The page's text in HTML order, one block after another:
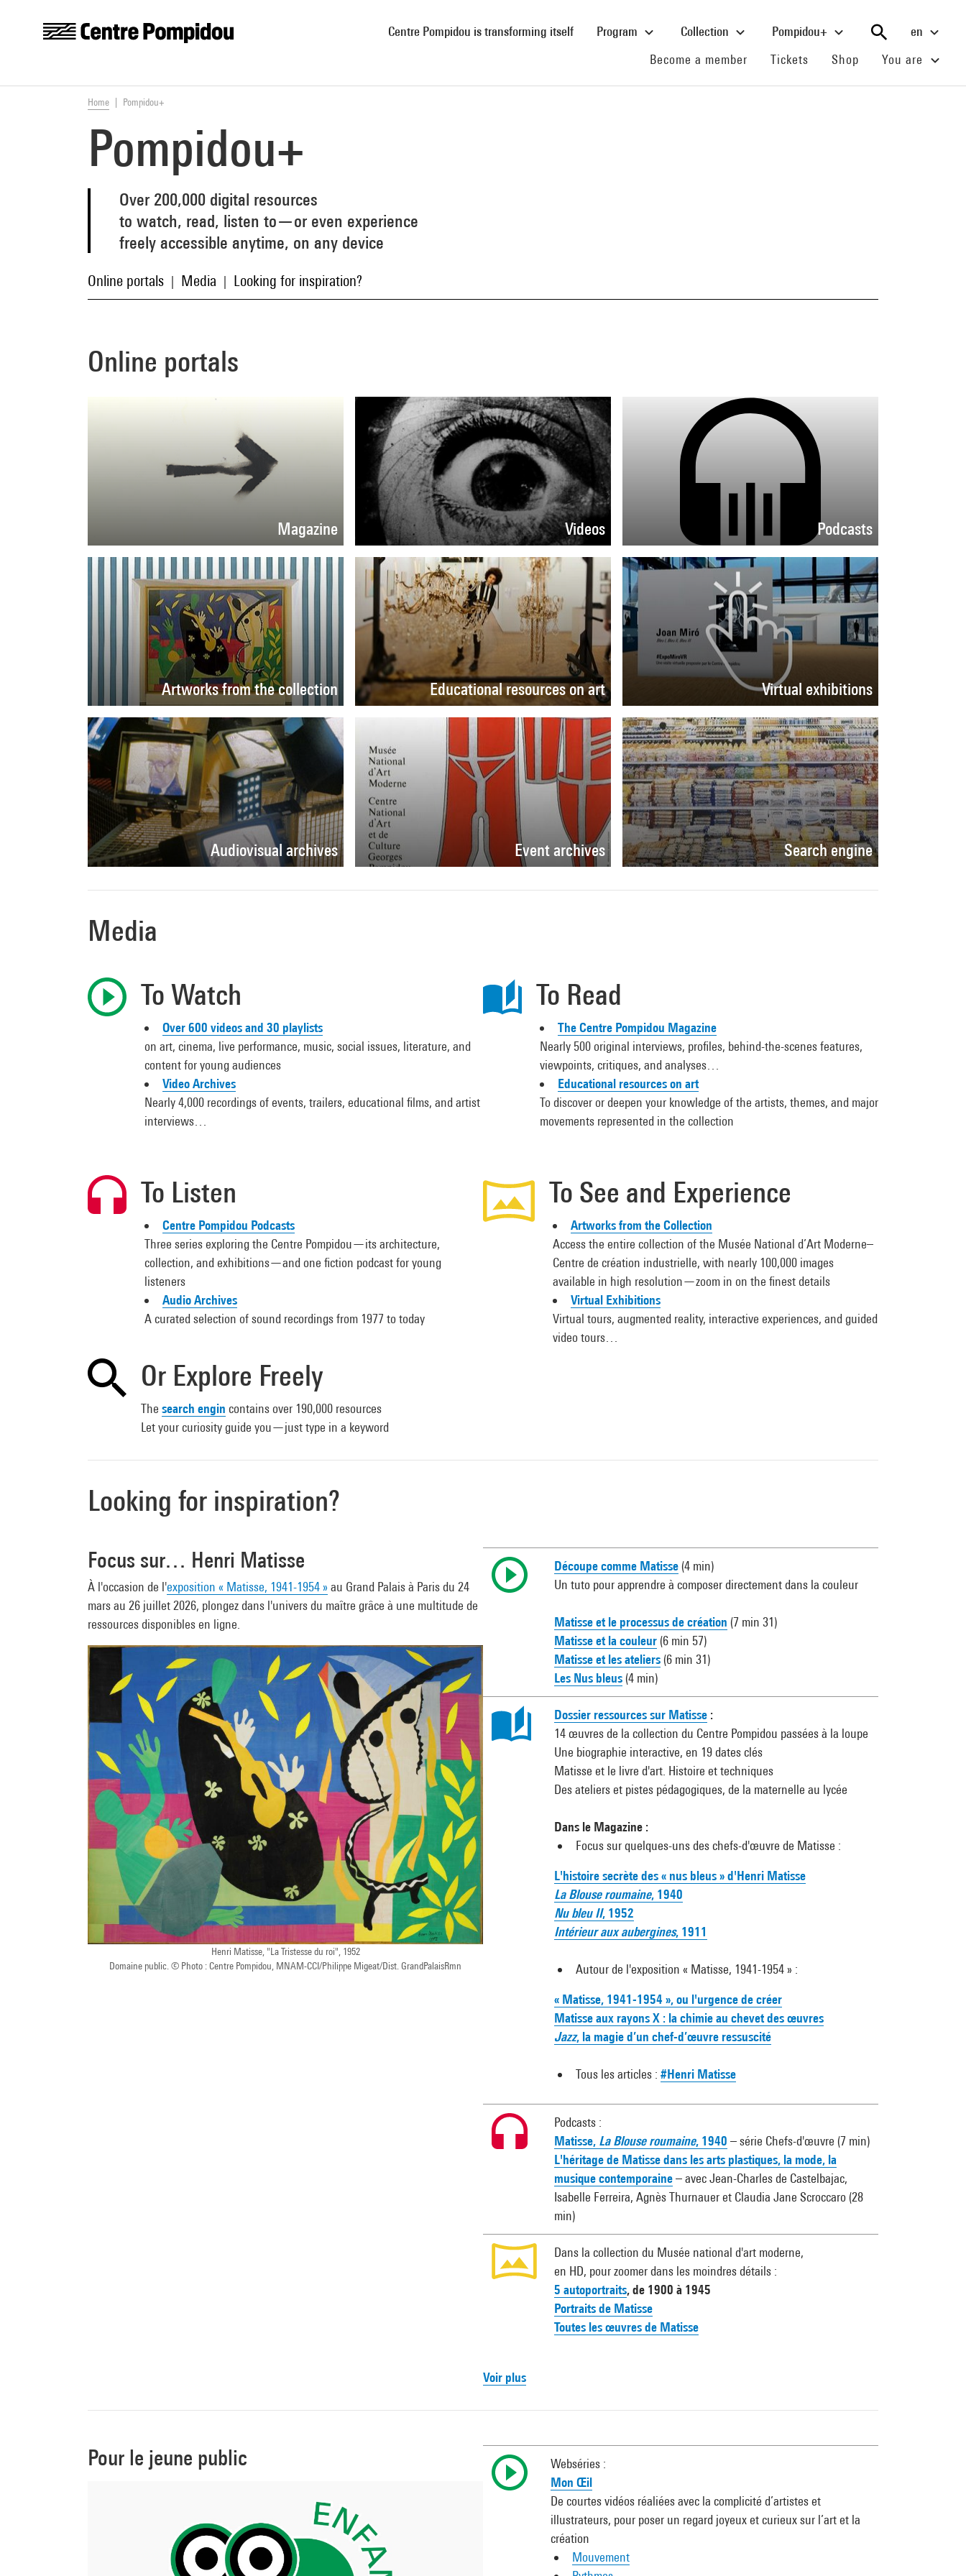
Centre Pompidou is transforming itself(current)Program Collection Pompidou+
en
Become a member (current)
Tickets (current)
Shop (current)You are
You are here:
Home Pompidou+
Pompidou+
Over 200,000 digital resources
to watch, read, listen to—or even experience
freely accessible anytime, on any device
Online portals Media Looking for inspiration?
Online portals
Magazine Videos Podcasts
Artworks from the collection Educational resources on art Virtual exhibitions
Audiovisual archives Event archives Search engine
Media
To Watch
Over 600 videos and 30 playlists
on art, cinema, live performance, music, social issues, literature, and
content for young audiences
Video Archives
Nearly 4,000 recordings of events, trailers, educational films, and artist
interviews…
To Listen
Centre Pompidou Podcasts
Three series exploring the Centre Pompidou—its architecture,
collection, and exhibitions—and one fiction podcast for young
listeners
Audio Archives
A curated selection of sound recordings from 1977 to today
To Read
The Centre Pompidou Magazine
Nearly 500 original interviews, profiles, behind-the-scenes features,
viewpoints, critiques, and analyses…
Educational resources on art
To discover or deepen your knowledge of the artists, themes, and major
movements represented in the collection
To See and Experience
Artworks from the Collection
Access the entire collection of the Musée National d’Art Moderne–
Centre de création industrielle, with nearly 100,000 images
available in high resolution—zoom in on the finest details
Virtual Exhibitions
Virtual tours, augmented reality, interactive experiences, and guided
video tours…
Or Explore Freely
The search engin contains over 190,000 resources
Let your curiosity guide you—just type in a keyword
Looking for inspiration?
Henri Matisse, "La Tristesse du roi", 1952
Domaine public. © Photo : Centre Pompidou, MNAM-CCI/Philippe Migeat/Dist. GrandPalaisRmn
Focus sur… Henri Matisse
À l'occasion de l'exposition « Matisse, 1941-1954 » au Grand Palais à Paris du 24
mars au 26 juillet 2026, plongez dans l'univers du maître grâce à une multitude de
ressources disponibles en ligne.
Découpe comme Matisse (4 min)
Un tuto pour apprendre à composer directement dans la couleur
Matisse et le processus de création (7 min 31)
Matisse et la couleur (6 min 57)
Matisse et les ateliers (6 min 31)
Les Nus bleus (4 min)
Dossier ressources sur Matisse :
14 œuvres de la collection du Centre Pompidou passées à la loupe
Une biographie interactive, en 19 dates clés
Matisse et le livre d'art. Histoire et techniques
Des ateliers et pistes pédagogiques, de la maternelle au lycée
Dans le Magazine :
Focus sur quelques-uns des chefs-d'œuvre de Matisse :
L'histoire secrète des « nus bleus » d'Henri Matisse
La Blouse roumaine, 1940
Nu bleu II, 1952
Intérieur aux aubergines, 1911
Autour de l'exposition « Matisse, 1941-1954 » :
« Matisse, 1941-1954 », ou l'urgence de créer
Matisse aux rayons X : la chimie au chevet des œuvres
Jazz, la magie d’un chef-d’œuvre ressuscité
Tous les articles : #Henri Matisse
Podcasts :
Matisse, La Blouse roumaine, 1940 – série Chefs-d'œuvre (7 min)
L'héritage de Matisse dans les arts plastiques, la mode, la
musique contemporaine– avec Jean-Charles de Castelbajac,
Isabelle Ferreira, Agnès Thurnauer et Claudia Jane Scroccaro (28
min)
Dans la collection du Musée national d'art moderne,
en HD, pour zoomer dans les moindres détails :
5 autoportraits, de 1900 à 1945
Portraits de Matisse
Toutes les œuvres de Matisse
Voir plus
Pour le jeune public
Webséries :
Mon Œil
De courtes vidéos réaliées avec la complicité d’artistes et
illustrateurs, pour poser un regard joyeux et curieux sur l’art et la
création
Mouvement